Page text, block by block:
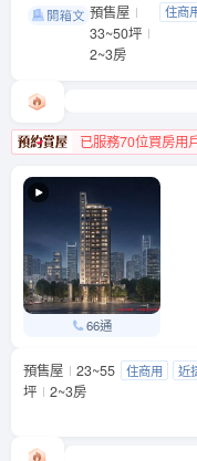
亞昕敦南大安區 敦南街
預售屋
33~50坪
2~3房
住商
已服務70位買房用
66通
天光之埕
大同區 西寧北路與南京西路
預售屋
23~55
坪
2~3房
住商用 近